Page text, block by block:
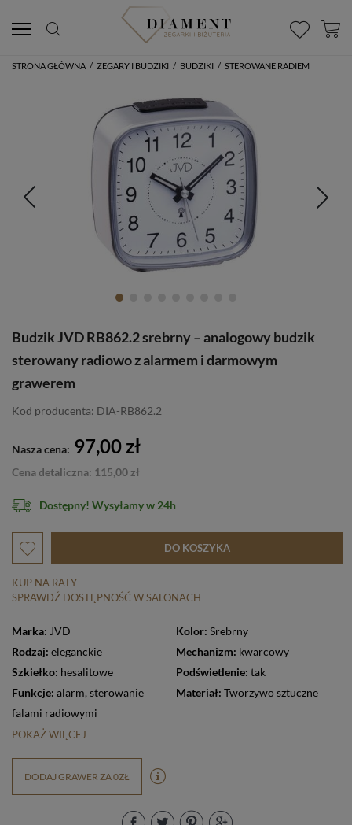
STRONA GŁÓWNA / ZEGARY I BUDZIKI / BUDZIKI / STEROWANE RADIEM
Budzik JVD RB862.2 srebrny – analogowy budzik
sterowany radiowo z alarmem i darmowym
grawerem
Kod producenta: DIA-RB862.2
Nasza cena: 97,00 zł
Cena detaliczna: 115,00 zł
Dostępny! Wysyłamy w 24h
DO KOSZYKA
KUP NA RATY
SPRAWDŹ DOSTĘPNOŚĆ W SALONACH
Marka: JVD Kolor: Srebrny
Rodzaj: eleganckie Mechanizm: kwarcowy
Szkiełko: hesalitowe Podświetlenie: tak
Funkcje: alarm,
falami radiowymi
Materiał: Tworzywo sztuczne
POKAŻ WIĘCEJ
DODAJ GRAWER ZA 0ZŁ